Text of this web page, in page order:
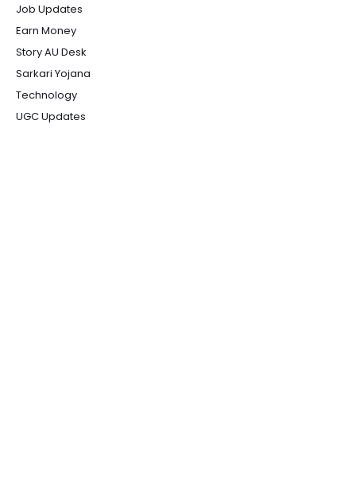
Job Updates
Earn Money
Story AU Desk
Sarkari Yojana
Technology
UGC Updates